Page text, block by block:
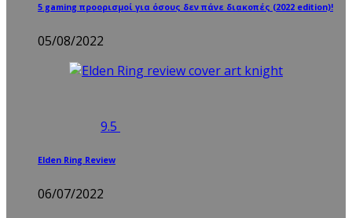
5 gaming προορισμοί για όσους δεν πάνε διακοπές (2022 edition)!
05/08/2022
9.5
Elden Ring Review
06/07/2022